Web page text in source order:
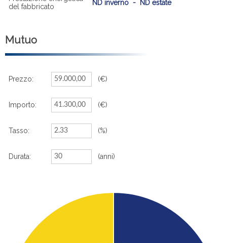
del fabbricato
ND inverno - ND estate
Mutuo
Prezzo: (€)
Importo: (€)
Tasso: (%)
Durata: (anni)